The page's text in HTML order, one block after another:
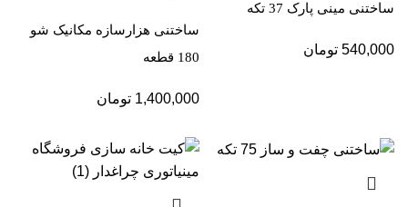
ساختنی مینی پارک 37 تکه
540,000 تومان
ساختنی هزارسازه مکانیک شو
180 قطعه
1,400,000 تومان